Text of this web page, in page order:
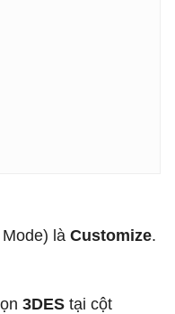
là Customize.
3DES tại cột